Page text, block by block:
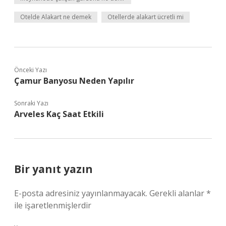
Otelde Alakart ne demek Otellerde alakart ücretli mi
Önceki Yazı
Çamur Banyosu Neden Yapılır
Sonraki Yazı
Arveles Kaç Saat Etkili
Bir yanıt yazın
E-posta adresiniz yayınlanmayacak. Gerekli alanlar*
ile işaretlenmişlerdir